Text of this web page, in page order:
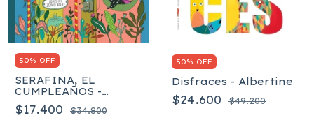
50% OFF
SERAFINA, EL
CUMPLEAÑOS -
Albertine
$17.400 $34.800
50% OFF
Disfraces - Albertine
$24.600 $49.200